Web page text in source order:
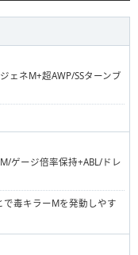
ェネM+超AWP/SSターンブ
ゲージ倍率保持+ABL/ドレ
毒キラーMを発動しやす